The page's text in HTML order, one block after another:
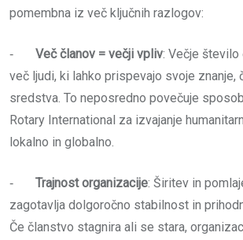
pomembna iz več ključnih razlogov:
‐ Več članov = večji vpliv: Večje število
več ljudi, ki lahko prispevajo svoje znanje,
sredstva. To neposredno povečuje
Rotary International za izvajanje
lokalno in globalno.
‐ Trajnost organizacije: Širitev in
zagotavlja dolgoročno stabilnost in
Če članstvo stagnira ali se stara,